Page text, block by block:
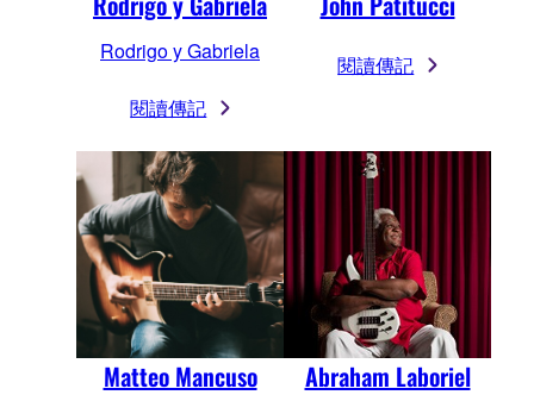
Rodrigo y Gabriela
閱讀傳記
閱讀傳記
Matteo Mancuso Abraham Laboriel